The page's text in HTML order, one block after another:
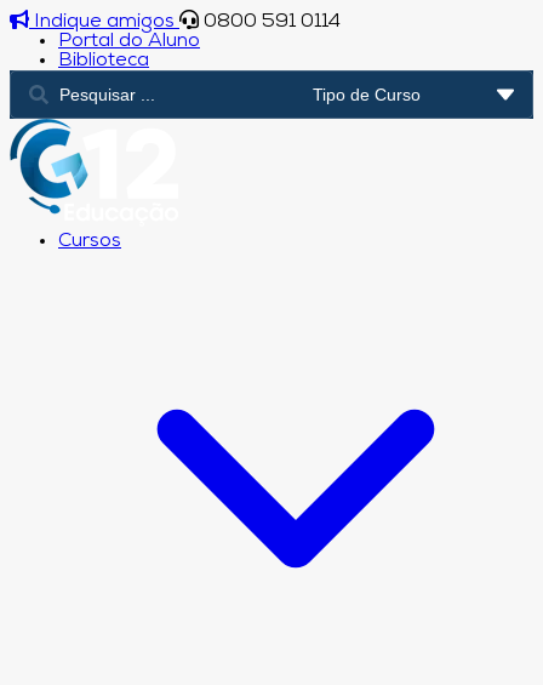
Indique amigos
0800 591 0114
Portal do Aluno
Biblioteca
Cursos